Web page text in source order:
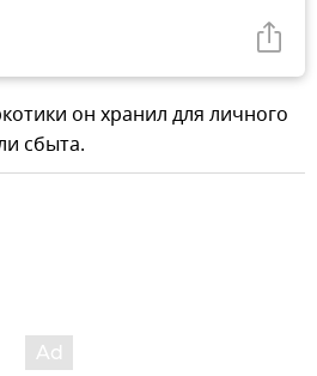
он хранил для личного
сбыта.